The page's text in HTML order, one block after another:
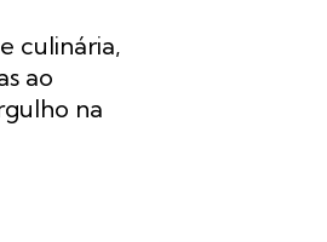
culinária,
ao
na